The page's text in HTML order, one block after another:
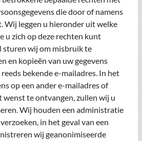
die door of namens
Wij leggen u hieronder uit welke
u zich op deze rechten kunt
sturen wij om misbruik te
en kopieën van uw gegevens
bekende e-mailadres. In het
op een ander e-mailadres of
te ontvangen, zullen wij u
Wij houden een administratie
in het geval van een
wij geanonimiseerde